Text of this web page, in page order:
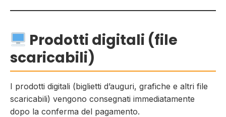
Prodotti digitali (file
scaricabili)
I prodotti digitali (biglietti d’auguri, grafiche e altri file
scaricabili) vengono consegnati immediatamente
dopo la conferma del pagamento.